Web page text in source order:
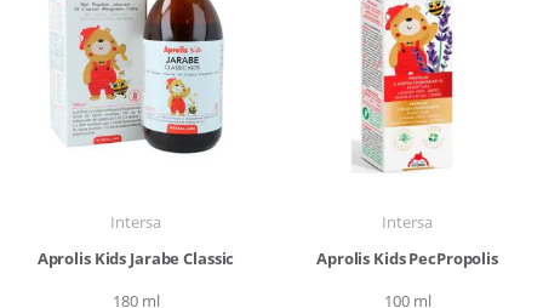
Intersa
Aprolis Kids Jarabe Classic
180 ml
Intersa
Aprolis Kids PecPropolis
100 ml